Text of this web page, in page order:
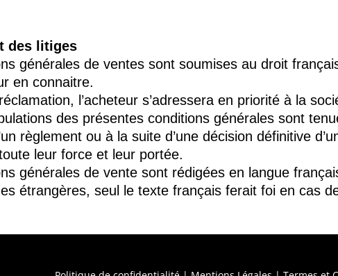
des litiges
générales de ventes sont soumises au droit
en connaitre.
l’acheteur s’adressera en priorité à la
des présentes conditions générales sont
règlement ou à la suite d’une décision définitive
leur force et leur portée.
générales de vente sont rédigées en langue
étrangères, seul le texte français ferait foi en cas